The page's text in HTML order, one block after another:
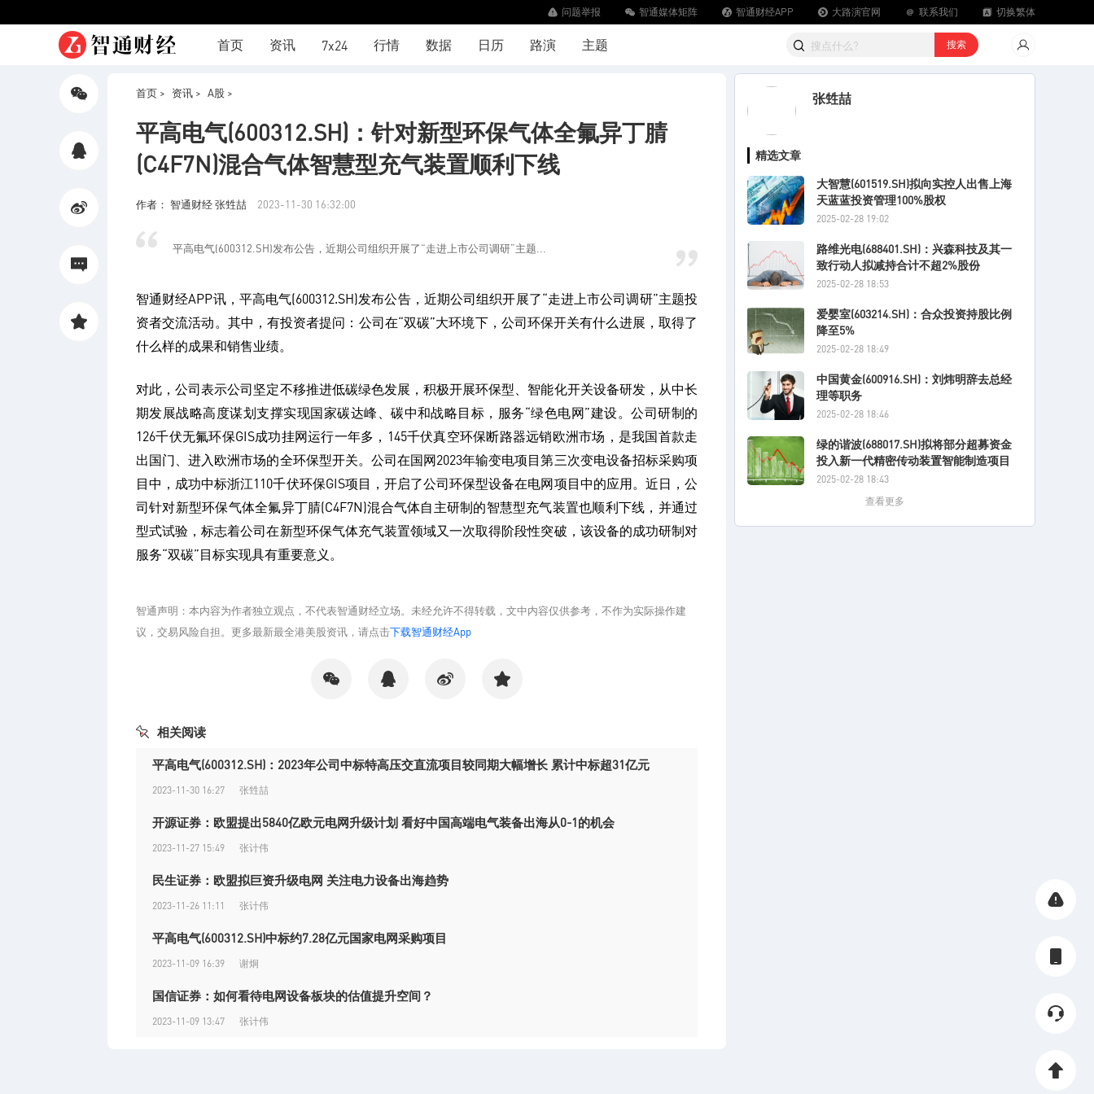
问题举报 智通媒体矩阵 智通财经APP
下载智通财经APP 大路演官网 联系我们 切换繁体
首页 资讯 7x24 行情 数据 日历 路演 主题 搜索
首页 > 资讯 > A股 >
平高电气(600312.SH)：针对新型环保气体全氟异丁腈
(C4F7N)混合气体智慧型充气装置顺利下线
作者： 智通财经 张甡喆 2023-11-30 16:32:00
平高电气(600312.SH)发布公告，近期公司组织开展了“走进上市公司调研”主题...
智通财经APP讯，平高电气(600312.SH)发布公告，近期公司组织开展了“走进上市公司调研”主题投
资者交流活动。其中，有投资者提问：公司在“双碳”大环境下，公司环保开关有什么进展，取得了
什么样的成果和销售业绩。
对此，公司表示公司坚定不移推进低碳绿色发展，积极开展环保型、智能化开关设备研发，从中长
期发展战略高度谋划支撑实现国家碳达峰、碳中和战略目标，服务“绿色电网”建设。公司研制的
126千伏无氟环保GIS成功挂网运行一年多，145千伏真空环保断路器远销欧洲市场，是我国首款走
出国门、进入欧洲市场的全环保型开关。公司在国网2023年输变电项目第三次变电设备招标采购项
目中，成功中标浙江110千伏环保GIS项目，开启了公司环保型设备在电网项目中的应用。近日，公
司针对新型环保气体全氟异丁腈(C4F7N)混合气体自主研制的智慧型充气装置也顺利下线，并通过
型式试验，标志着公司在新型环保气体充气装置领域又一次取得阶段性突破，该设备的成功研制对
服务“双碳”目标实现具有重要意义。
智通声明：本内容为作者独立观点，不代表智通财经立场。未经允许不得转载，文中内容仅供参考，不作为实际操作建
议，交易风险自担。更多最新最全港美股资讯，请点击下载智通财经App
相关阅读
平高电气(600312.SH)：2023年公司中标特高压交直流项目较同期大幅增长 累计中标超31亿元
2023-11-30 16:27 张甡喆
开源证券：欧盟提出5840亿欧元电网升级计划 看好中国高端电气装备出海从0-1的机会
2023-11-27 15:49 张计伟
民生证券：欧盟拟巨资升级电网 关注电力设备出海趋势
2023-11-26 11:11 张计伟
平高电气(600312.SH)中标约7.28亿元国家电网采购项目
2023-11-09 16:39 谢炯
国信证券：如何看待电网设备板块的估值提升空间？
2023-11-09 13:47 张计伟
张甡喆
精选文章
大智慧(601519.SH)拟向实控人出售上海
天蓝蓝投资管理100%股权
2025-02-28 19:02
路维光电(688401.SH)：兴森科技及其一
致行动人拟减持合计不超2%股份
2025-02-28 18:53
爱婴室(603214.SH)：合众投资持股比例
降至5%
2025-02-28 18:49
中国黄金(600916.SH)：刘炜明辞去总经
理等职务
2025-02-28 18:46
绿的谐波(688017.SH)拟将部分超募资金
投入新一代精密传动装置智能制造项目
2025-02-28 18:43
查看更多